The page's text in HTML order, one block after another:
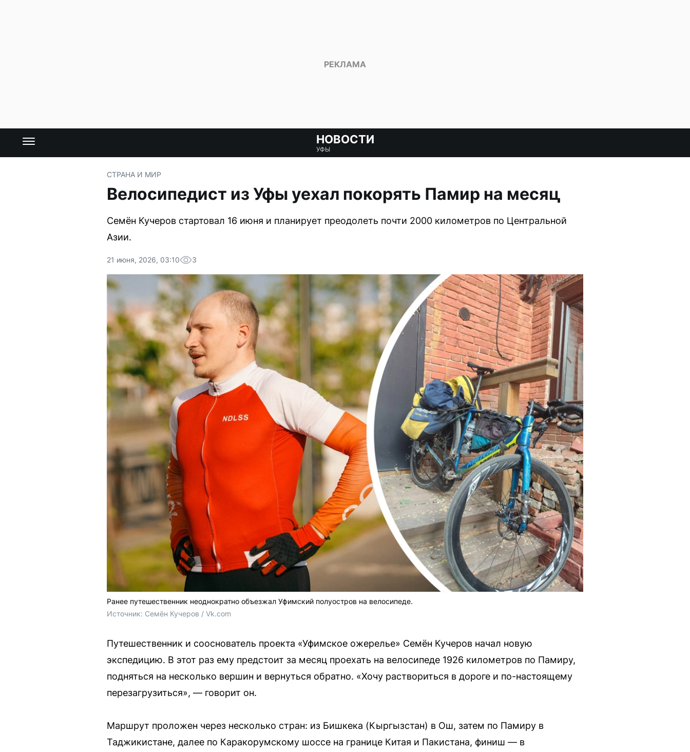
НОВОСТИ
УФЫ
СТРАНА И МИР
Велосипедист из Уфы уехал покорять Памир на месяц
Семён Кучеров стартовал 16 июня и планирует преодолеть почти 2000 километров по Центральной
Азии.
21 июня, 2026, 03:10 3
Ранее путешественник неоднократно объезжал Уфимский полуостров на велосипеде.
Источник: Семён Кучеров / Vk.com
Путешественник и сооснователь проекта «Уфимское ожерелье» Семён Кучеров начал новую
экспедицию. В этот раз ему предстоит за месяц проехать на велосипеде 1926 километров по Памиру,
подняться на несколько вершин и вернуться обратно. «Хочу раствориться в дороге и по-настоящему
перезагрузиться», — говорит он.
Маршрут проложен через несколько стран: из Бишкека (Кыргызстан) в Ош, затем по Памиру в
Таджикистане, далее по Каракорумскому шоссе на границе Китая и Пакистана, финиш — в